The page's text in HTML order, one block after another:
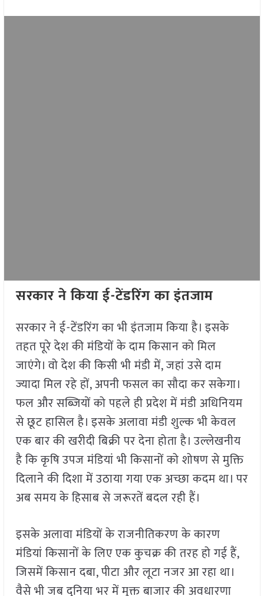
सरकार ने किया ई-टेंडरिंग का इंतजाम
सरकार ने ई-टेंडरिंग का भी इंतजाम किया है। इसके
तहत पूरे देश की मंडियों के दाम किसान को मिल
जाएंगे। वो देश की किसी भी मंडी में, जहां उसे दाम
ज्यादा मिल रहे हों, अपनी फसल का सौदा कर सकेगा।
फल और सब्जियों को पहले ही प्रदेश में मंडी अधिनियम
से छूट हासिल है। इसके अलावा मंडी शुल्क भी केवल
एक बार की खरीदी बिक्री पर देना होता है। उल्लेखनीय
है कि कृषि उपज मंडियां भी किसानों को शोषण से मुक्ति
दिलाने की दिशा में उठाया गया एक अच्छा कदम था। पर
अब समय के हिसाब से जरूरतें बदल रही हैं।
इसके अलावा मंडियों के राजनीतिकरण के कारण
मंडियां किसानों के लिए एक कुचक्र की तरह हो गई हैं,
जिसमें किसान दबा, पीटा और लूटा नजर आ रहा था।
वैसे भी जब दुनिया भर में मुक्त बाजार की अवधारणा